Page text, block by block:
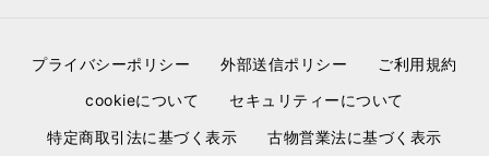
プライバシーポリシー 外部送信ポリシー
ご利用規約
cookieについて
セキュリティーについて
特定商取引法に基づく表示
古物営業法に基づく表示